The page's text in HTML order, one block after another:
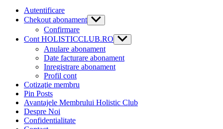
Autentificare
Chekout abonament Show
sub
Confirmare
Cont HOLISTICCLUB.RO Show
sub
Anulare abonament
Date facturare abonament
Inregistrare abonament
Profil cont
Cotizaţie membru
Pin Posts
Avantajele Membrului Holistic Club
Despre Noi
Confidentialitate